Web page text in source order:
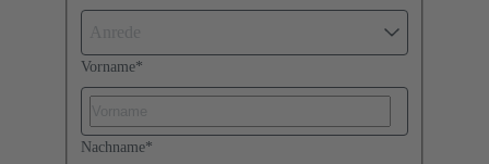
Vorname*
Nachname*